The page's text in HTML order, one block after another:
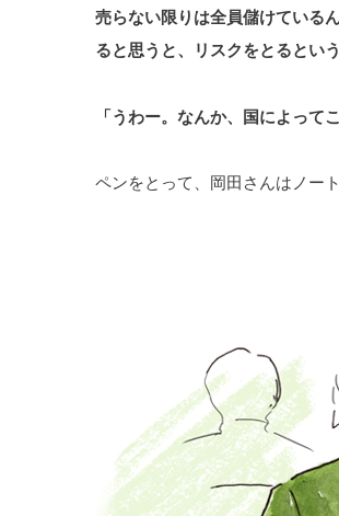
売らない限りは全員儲けている
ると思うと、リスクをとるとい
「うわー。なんか、国によって
ペンをとって、岡田さんはノー